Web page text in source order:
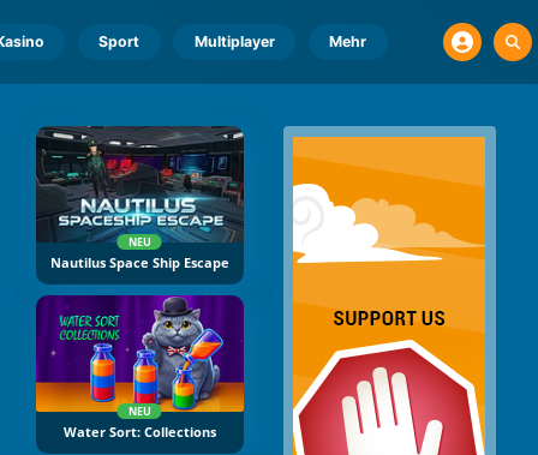
Sport Multiplayer Mehr
NEU
Nautilus Space Ship Escape
NEU
Water Sort: Collections